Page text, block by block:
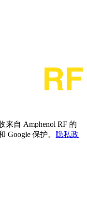
来自 Amphenol RF 的
Google 保护。
隐私政